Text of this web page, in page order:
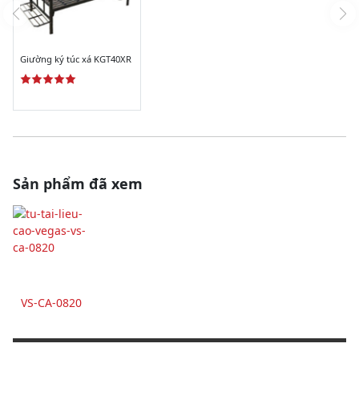
Giường ký túc xá KGT40XR
Sản phẩm đã xem
VS-CA-0820